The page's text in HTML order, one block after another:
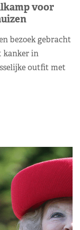
voor
bezoek gebracht
kanker in
outfit met